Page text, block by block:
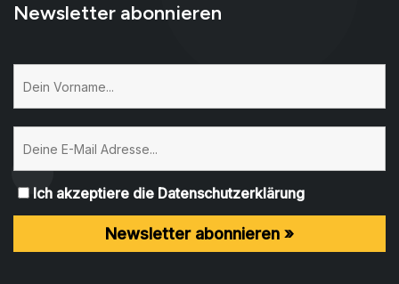
Newsletter abonnieren
Ich akzeptiere die Datenschutzerklärung